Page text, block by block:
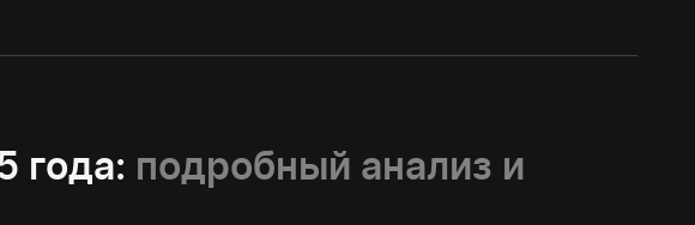
года: подробный анализ и